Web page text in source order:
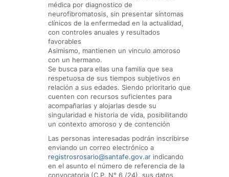
médica por diagnostico de
neurofibromatosis, sin presentar síntomas
clínicos de la enfermedad en la actualidad,
con controles anuales y resultados
favorables
Asimismo, mantienen un vinculo amoroso
con un hermano.
Se busca para ellas una familia que sea
respetuosa de sus tiempos subjetivos en
relación a sus edades. Siendo prioritario que
cuenten con recursos suficientes para
acompañarlas y alojarlas desde su
singularidad e historia de vida, posibilitando
un contexto amoroso y de contención
Las personas interesadas podrán inscribirse
enviando un correo electrónico a
registrosrosario@santafe.gov.ar indicando
en el asunto el número de referencia de la
convocatoria (C.P. N° 6 /24), sus datos